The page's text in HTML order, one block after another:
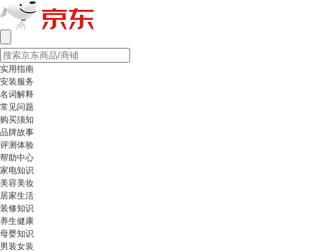
实用指南
安装服务
名词解释
常见问题
购买须知
品牌故事
评测体验
帮助中心
家电知识
美容美妆
居家生活
装修知识
养生健康
母婴知识
男装女装